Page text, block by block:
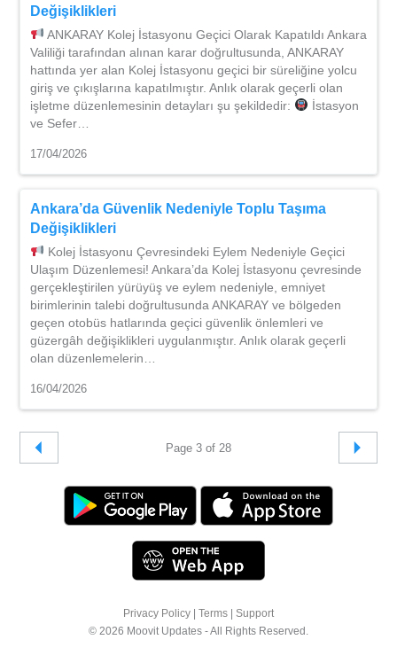
Değişiklikleri
ANKARAY Kolej İstasyonu Geçici Olarak Kapatıldı Ankara
Valiliği tarafından alınan karar doğrultusunda, ANKARAY
hattında yer alan Kolej İstasyonu geçici bir süreliğine yolcu
giriş ve çıkışlarına kapatılmıştır. Anlık olarak geçerli olan
işletme düzenlemesinin detayları şu şekildedir:
İstasyon
ve Sefer…
17/04/2026
Ankara’da Güvenlik Nedeniyle Toplu Taşıma
Değişiklikleri
Kolej İstasyonu Çevresindeki Eylem Nedeniyle Geçici
Ulaşım Düzenlemesi! Ankara’da Kolej İstasyonu çevresinde
gerçekleştirilen yürüyüş ve eylem nedeniyle, emniyet
birimlerinin talebi doğrultusunda ANKARAY ve bölgeden
geçen otobüs hatlarında geçici güvenlik önlemleri ve
güzergâh değişiklikleri uygulanmıştır. Anlık olarak geçerli
olan düzenlemelerin…
16/04/2026
Page 3 of 28
Privacy Policy Terms
Support
© 2026 Moovit Updates - All Rights Reserved.